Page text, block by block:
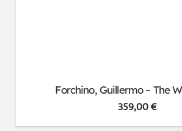
Forchino, Guillermo – The
359,00€